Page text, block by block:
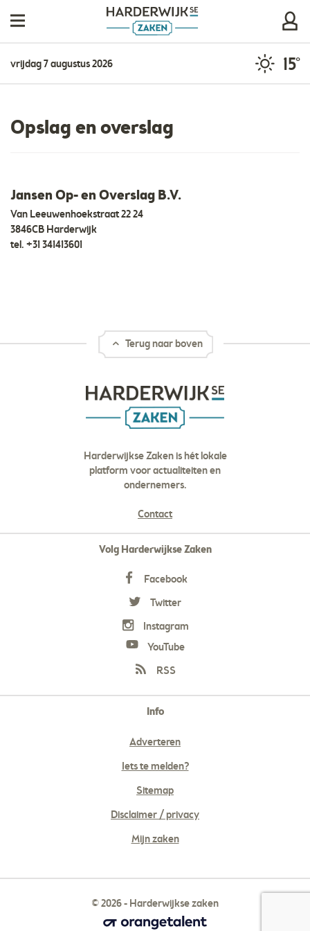
vrijdag 7 augustus 2026 15°
Opslag en overslag
Jansen Op- en Overslag B.V.
Van Leeuwenhoekstraat 22 24
3846CB Harderwijk
tel. +31 341413601
Terug naar boven
Harderwijkse Zaken is hét lokale
platform voor actualiteiten en
ondernemers.
Contact
Volg Harderwijkse Zaken
Facebook
Twitter
Instagram
YouTube
RSS
Info
Adverteren
Iets te melden?
Sitemap
Disclaimer / privacy
Mijn zaken
© 2026 - Harderwijkse zaken